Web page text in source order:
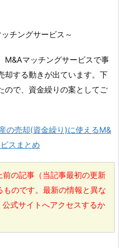
チングサービス～
M&Aマッチングサービスで事
却する動きが出ています。下
ので、資金繰りの案としてご
の売却(資金繰り)に使えるM&
スまとめ
の記事（当記事最初の更新
のです。最新の情報と異な
式サイトへアクセスするか